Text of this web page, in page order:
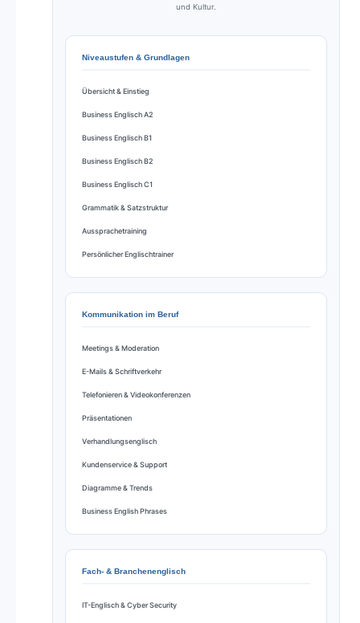
und Kultur.
Niveaustufen & Grundlagen
Übersicht & Einstieg
Business Englisch A2
Business Englisch B1
Business Englisch B2
Business Englisch C1
Grammatik & Satzstruktur
Aussprachetraining
Persönlicher Englischtrainer
Kommunikation im Beruf
Meetings & Moderation
E-Mails & Schriftverkehr
Telefonieren & Videokonferenzen
Präsentationen
Verhandlungsenglisch
Kundenservice & Support
Diagramme & Trends
Business English Phrases
Fach- & Branchenenglisch
IT-Englisch & Cyber Security